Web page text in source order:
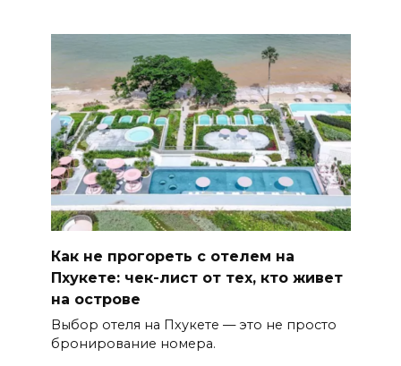
Как не прогореть с отелем на
Пхукете: чек-лист от тех, кто живет
на острове
Выбор отеля на Пхукете — это не просто
бронирование номера.